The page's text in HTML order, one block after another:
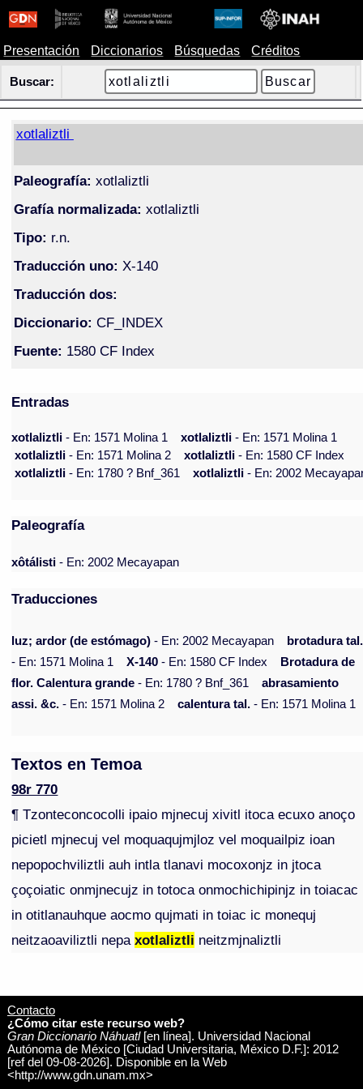
Presentación Diccionarios Búsquedas Créditos
Buscar:
xotlaliztli
Paleografía: xotlaliztli
Grafía normalizada: xotlaliztli
Tipo: r.n.
Traducción uno: X-140
Traducción dos:
Diccionario: CF_INDEX
Fuente: 1580 CF Index
Entradas
xotlaliztli- En: 1571 Molina 1 xotlaliztli- En: 1571 Molina 1
xotlaliztli- En: 1571 Molina 2 xotlaliztli- En: 1580 CF Index
xotlaliztli- En: 1780 ? Bnf_361 xotlaliztli- En: 2002
Paleografía
xôtálisti - En: 2002 Mecayapan
Traducciones
luz; ardor (de estómago) - En: 2002 Mecayapan
brotadura tal.
- En: 1571 Molina 1
X-140 - En: 1580 CF Index
Brotadura de
flor. Calentura grande - En: 1780 ? Bnf_361
abrasamiento
assi. &c. - En: 1571 Molina 2 calentura tal. - En: 1571 Molina 1
Textos en Temoa
98r 770
¶ Tzonteconcocolli ipaio mjnecuj xivitl itoca ecuxo anoço
picietl mjnecuj vel moquaqujmjloz vel moquailpiz ioan
nepopochviliztli auh intla tlanavi mocoxonjz in jtoca
çoçoiatic onmjnecujz in totoca onmochichipinjz in toiacac
in otitlanauhque aocmo qujmati in toiac ic monequj
neitzaoaviliztli nepaxotlaliztli neitzmjnaliztli
Contacto
¿Cómo citar este recurso web?
Gran Diccionario Náhuatl[en línea]. Universidad Nacional
Autónoma de México [Ciudad Universitaria, México D.F.]: 2012
[ref del 09-08-2026]. Disponible en la Web
<http://www.gdn.unam.mx>